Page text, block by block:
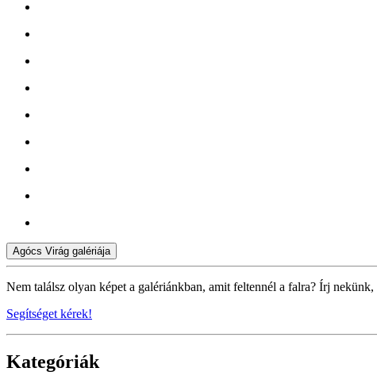
Agócs Virág galériája
Nem találsz olyan képet a galériánkban, amit feltennél a falra? Írj nekünk,
Segítséget kérek!
Kategóriák